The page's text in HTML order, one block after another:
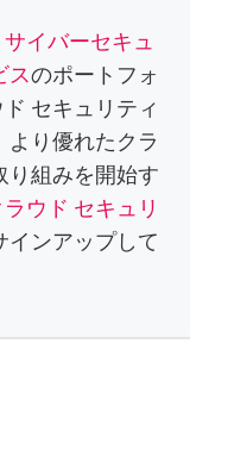
イバーセキュ
スのポートフォ
セキュリティ
り優れたクラ
り組みを開始す
ウド セキュリ
インアップして